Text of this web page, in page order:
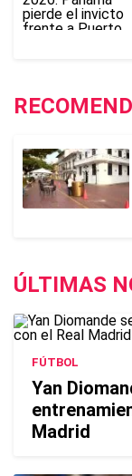
ÚLTIMAS
FÚTBOL
Yan
Madrid